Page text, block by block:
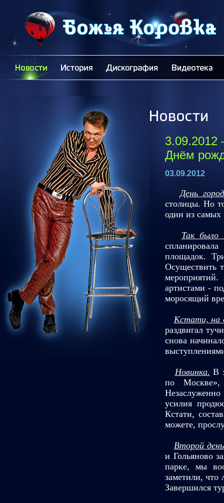
3.09.2012
Днём
03.09.2012
День
столицы. Но
один из
Так
площадок.
Осуществить
артистами -
моросящий
Кстати, на
раздвигал
снова
Новинка. В
по
Незаслуженно
усилия
Кстати,
можете,
Второй день
и Гольяново
парке, мы
заметили,
Завершился